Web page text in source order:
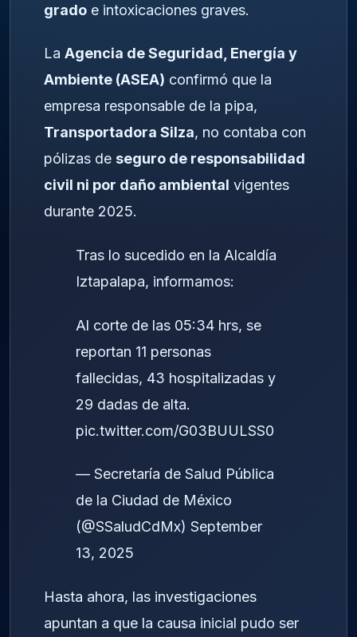
grado e intoxicaciones graves.
La Agencia de Seguridad, Energía y
Ambiente (ASEA) confirmó que la
empresa responsable de la pipa,
Transportadora Silza, no contaba con
pólizas de seguro de responsabilidad
civil ni por daño ambiental vigentes
durante 2025.
Tras lo sucedido en la Alcaldía
Iztapalapa, informamos:
Al corte de las 05:34 hrs, se
reportan 11 personas
fallecidas, 43 hospitalizadas y
29 dadas de alta.
pic.twitter.com/G03BUULSS0
— Secretaría de Salud Pública
de la Ciudad de México
(@SSaludCdMx) September
13, 2025
Hasta ahora, las investigaciones
apuntan a que la causa inicial pudo ser